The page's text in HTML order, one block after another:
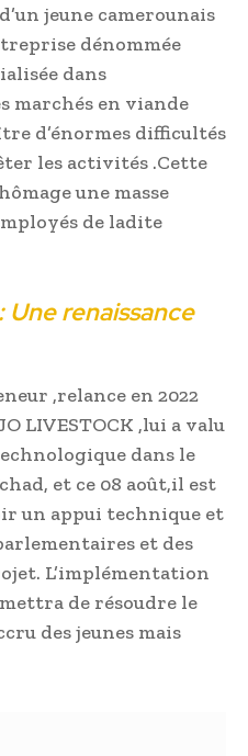
jeune camerounais
dénommée
dans
marchés en viande
d’énormes difficultés
les activités .Cette
une masse
de ladite
Une renaissance
,relance en 2022
LIVESTOCK ,lui a valu
dans le
et ce 08 août,il est
un appui technique et
et des
L’implémentation
de résoudre le
des jeunes mais